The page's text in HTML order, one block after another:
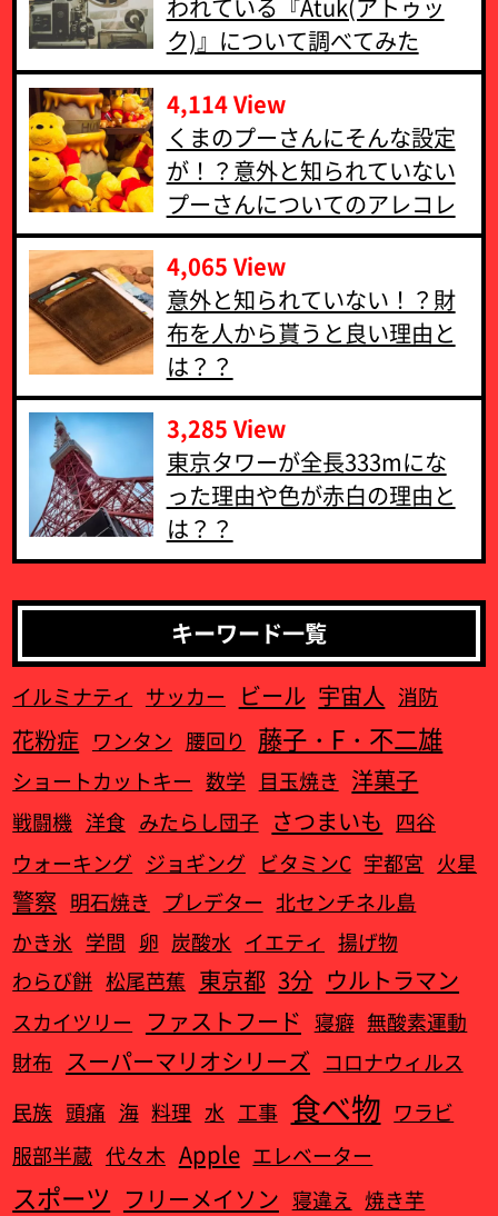
われている『Atuk(アトゥッ
ク)』について調べてみた
4,114 View
くまのプーさんにそんな設定
が！？意外と知られていない
プーさんについてのアレコレ
4,065 View
意外と知られていない！？財
布を人から貰うと良い理由と
は？？
3,285 View
東京タワーが全長333mにな
った理由や色が赤白の理由と
は？？
キーワード一覧
イルミナティ サッカー ビール 宇宙人 消防
花粉症 ワンタン 腰回り 藤子・F・不二雄
ショートカットキー 数学 目玉焼き 洋菓子
戦闘機 洋食 みたらし団子 さつまいも 四谷
ウォーキング ジョギング ビタミンC 宇都宮 火星
警察 明石焼き プレデター 北センチネル島
かき氷 学問 卵 炭酸水 イエティ
揚げ物
わらび餅 松尾芭蕉 東京都 3分 ウルトラマン
スカイツリー ファストフード 寝癖 無酸素運動
財布 スーパーマリオシリーズ コロナウィルス
民族 頭痛 海 料理 水 工事 食べ物 ワラビ
服部半蔵 代々木 Apple エレベーター
スポーツ フリーメイソン 寝違え 焼き芋